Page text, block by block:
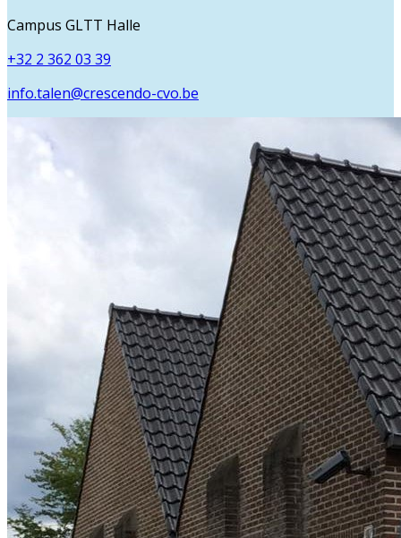
Campus GLTT Halle
+32 2 362 03 39
info.talen@crescendo-cvo.be